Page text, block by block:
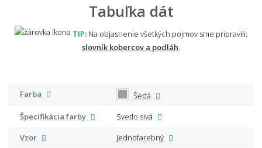
Tabuľka dát
TIP: Na objasnenie všetkých pojmov sme pripravili:
slovník kobercov a podláh
Farba
Šedá
Špecifikácia farby
Svetlo sivá
Vzor
Jednofarebný